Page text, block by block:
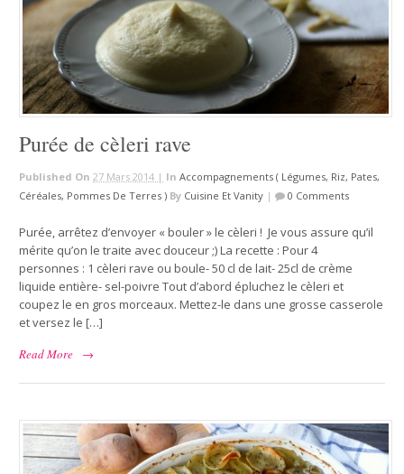
Purée de cèleri rave
Published On 27 Mars 2014 | In Accompagnements ( Légumes, Riz, Pates,
Céréales, Pommes De Terres ) By Cuisine Et Vanity | 0 Comments
Purée, arrêtez d’envoyer « bouler » le cèleri ! Je vous assure qu’il
mérite qu’on le traite avec douceur ;) La recette : Pour 4
personnes : 1 cèleri rave ou boule- 50 cl de lait- 25cl de crème
liquide entière- sel-poivre Tout d’abord épluchez le cèleri et
coupez le en gros morceaux. Mettez-le dans une grosse casserole
et versez le […]
Read More
→